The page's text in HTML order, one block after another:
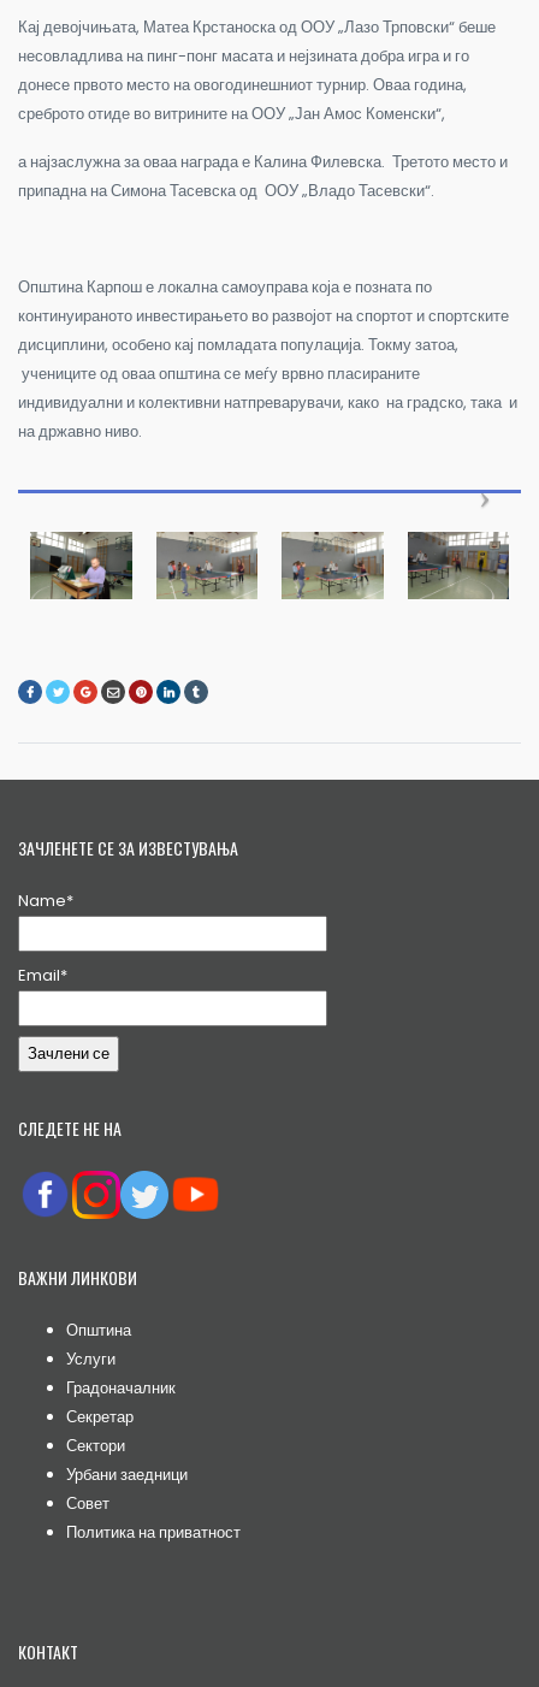
Кај девојчињата, Матеа Крстаноска од ООУ „Лазо Трповски“ беше
несовладлива на пинг-понг масата и нејзината добра игра и го
донесе првото место на овогодинешниот турнир. Оваа година,
среброто отиде во витрините на ООУ „Јан Амос Коменски“,
а најзаслужна за оваа награда е Калина Филевска. Третото место и
припадна на Симона Тасевска од ООУ „Владо Тасевски“.
Општина Карпош е локална самоуправа која е позната по
континуираното инвестирањето во развојот на спортот и спортските
дисциплини, особено кај помладата популација. Токму затоа,
учениците од оваа општина се меѓу врвно пласираните
индивидуални и колективни натпреварувачи, како на градско, така и
на државно ниво.
ЗАЧЛЕНЕТЕ СЕ ЗА ИЗВЕСТУВАЊА
Name*
Email*
СЛЕДЕТЕ НЕ НА
ВАЖНИ ЛИНКОВИ
Општина
Услуги
Градоначалник
Секретар
Сектори
Урбани заедници
Совет
Политика на приватност
КОНТАКТ